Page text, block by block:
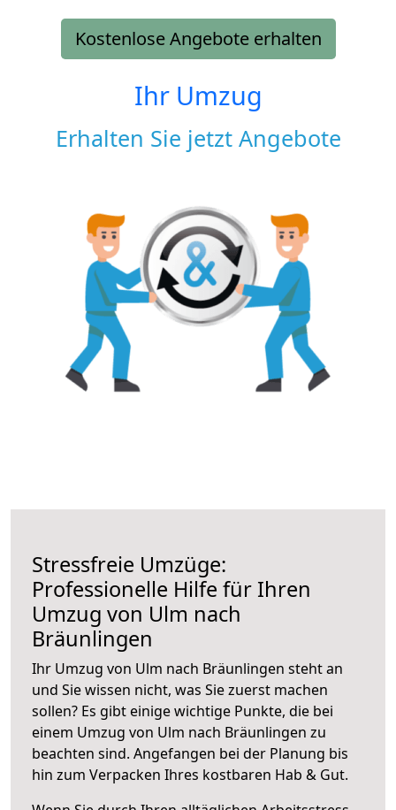
Kostenlose Angebote erhalten
Ihr Umzug
Erhalten Sie jetzt Angebote
Stressfreie Umzüge:
Professionelle Hilfe für Ihren
Umzug von Ulm nach
Bräunlingen
Ihr Umzug von Ulm nach Bräunlingen steht an
und Sie wissen nicht, was Sie zuerst machen
sollen? Es gibt einige wichtige Punkte, die bei
einem Umzug von Ulm nach Bräunlingen zu
beachten sind. Angefangen bei der Planung bis
hin zum Verpacken Ihres kostbaren Hab & Gut.